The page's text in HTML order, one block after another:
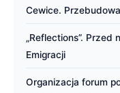
Cewice.
„Reflections”.
Emigracji
Organizacja forum